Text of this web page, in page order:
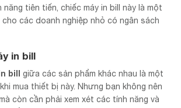
tiên tiến, chiếc máy in bill này là một
các doanh nghiệp nhỏ có ngân sách
in bill
bill giữa các sản phẩm khác nhau là một
mua thiết bị này. Nhưng bạn không nên
còn cần phải xem xét các tính năng và